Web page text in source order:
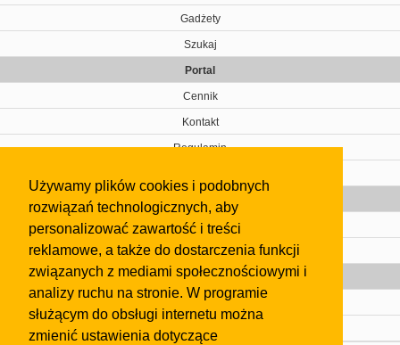
Używamy plików cookies i podobnych
rozwiązań technologicznych, aby
personalizować zawartość i treści
reklamowe, a także do dostarczenia funkcji
związanych z mediami społecznościowymi i
analizy ruchu na stronie. W programie
służącym do obsługi internetu można
zmienić ustawienia dotyczące
Gadżety
Szukaj
Portal
Cennik
Kontakt
Regulamin
Gazeta
Olkusz
Kontakt
Strefa dla biznesu
Biura nieruchomości
Dealerzy i autokomisy